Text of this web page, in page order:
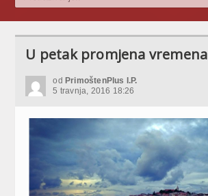
U petak promjena vremena
od PrimoštenPlus I.P.
5 travnja, 2016 18:26